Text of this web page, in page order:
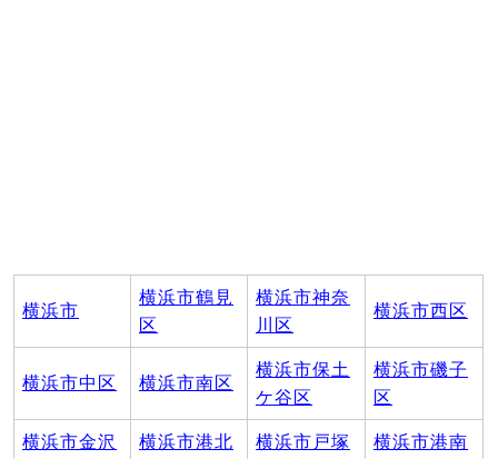
横浜市
横浜市鶴見
区
横浜市神奈
川区
横浜市西区
横浜市中区 横浜市南区
横浜市保土
ケ谷区
横浜市磯子
区
横浜市金沢
横浜市港北
横浜市戸塚
横浜市港南